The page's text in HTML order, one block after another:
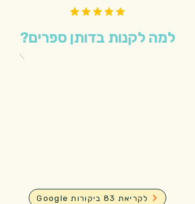
למה לקנות בדותן ספרים?
Google לקריאת 83 ביקורות